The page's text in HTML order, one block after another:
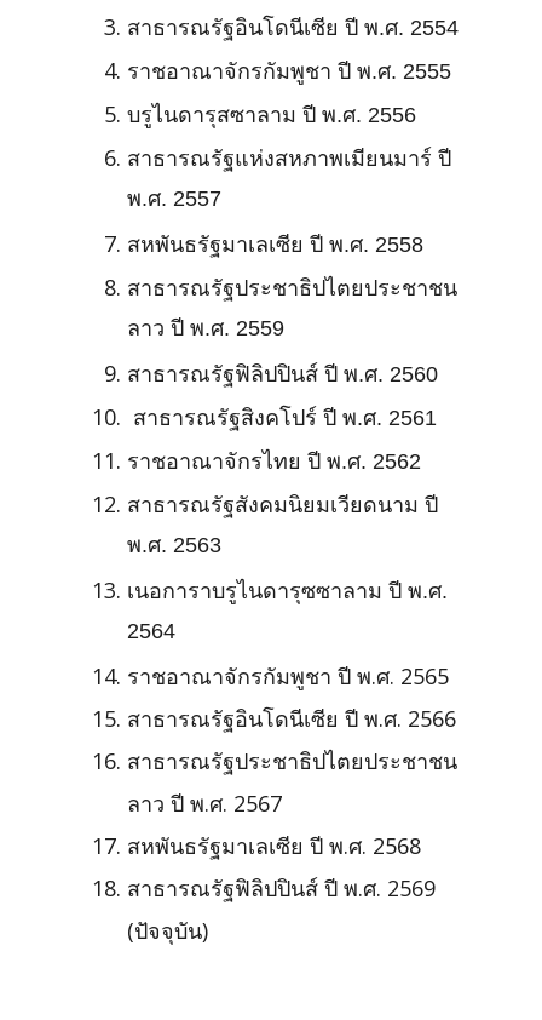
สาธารณรัฐอินโดนีเซีย ปี พ.ศ. 2554
ราชอาณาจักรกัมพูชา ปี พ.ศ. 2555
บรูไนดารุสซาลาม ปี พ.ศ. 2556
สาธารณรัฐแห่งสหภาพเมียนมาร์ ปี
พ.ศ. 2557
สหพันธรัฐมาเลเซีย ปี พ.ศ. 2558
สาธารณรัฐประชาธิปไตยประชาชน
ลาว ปี พ.ศ. 2559
สาธารณรัฐฟิลิปปินส์ ปี พ.ศ. 2560
สาธารณรัฐสิงคโปร์ ปี พ.ศ. 2561
ราชอาณาจักรไทย ปี พ.ศ. 2562
สาธารณรัฐสังคมนิยมเวียดนาม ปี
พ.ศ. 2563
เนอการาบรูไนดารุซซาลาม ปี พ.ศ.
2564
ราชอาณาจักรกัมพูชา ปี พ.ศ. 2565
สาธารณรัฐอินโดนีเซีย ปี พ.ศ. 2566
สาธารณรัฐประชาธิปไตยประชาชน
ลาว ปี พ.ศ. 2567
สหพันธรัฐมาเลเซีย ปี พ.ศ. 2568
สาธารณรัฐฟิลิปปินส์ ปี พ.ศ. 2569
(ปัจจุบัน)